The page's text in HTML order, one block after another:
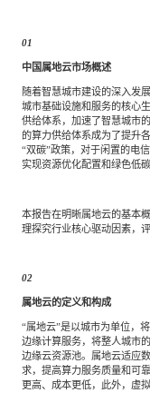
园林绿化
01
中国属地云市场概述
随着智慧城市建设的深入发
城市基础设施和服务的核心
供给体系，加速了智慧城市
的算力供给体系成为了提升
“双碳”政策，对于闲置的电
实现资源优化配置和绿色低
本报告在明晰属地云的基本
理探究行业核心驱动因素，
02
属地云的定义和构成
“属地云”是以城市为单位，
边缘计算服务，将整人城市
边缘云资源池。属地云适应
求，提高算力服务质量和可
更高、成本更低，此外，虚